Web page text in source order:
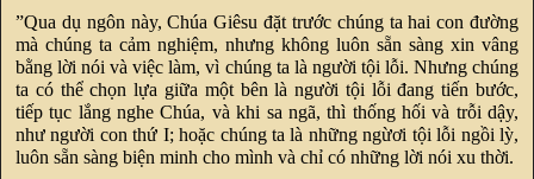
”Qua dụ ngôn này, Chúa Giêsu đặt trước chúng ta hai con đường
mà chúng ta cảm nghiệm, nhưng không luôn sẵn sàng xin vâng
bằng lời nói và việc làm, vì chúng ta là người tội lỗi. Nhưng chúng
ta có thể chọn lựa giữa một bên là người tội lỗi đang tiến bước,
tiếp tục lắng nghe Chúa, và khi sa ngã, thì thống hối và trỗi dậy,
như người con thứ I; hoặc chúng ta là những ngừơi tội lỗi ngồi lỳ,
luôn sẵn sàng biện minh cho mình và chỉ có những lời nói xu thời.